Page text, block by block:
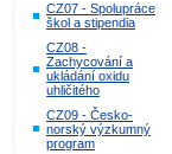
CZ07 - Spolupráce
škol a stipendia
CZ08 -
Zachycování a
ukládání oxidu
uhličitého
CZ09 - Česko-
norský výzkumný
program